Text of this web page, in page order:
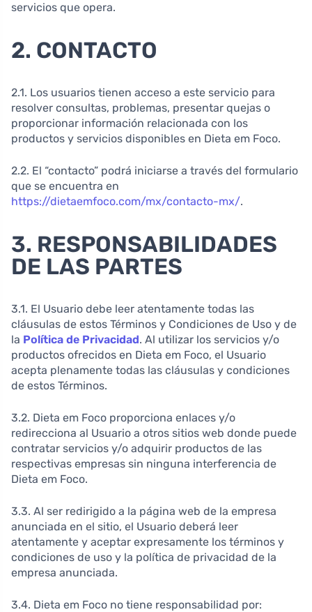
servicios que opera.
2. CONTACTO
2.1. Los usuarios tienen acceso a este servicio para
resolver consultas, problemas, presentar quejas o
proporcionar información relacionada con los
productos y servicios disponibles en Dieta em Foco.
2.2. El “contacto” podrá iniciarse a través del formulario
que se encuentra en
https://dietaemfoco.com/mx/contacto-mx/.
3. RESPONSABILIDADES
DE LAS PARTES
3.1. El Usuario debe leer atentamente todas las
cláusulas de estos Términos y Condiciones de Uso y de
la Política de Privacidad. Al utilizar los servicios y/o
productos ofrecidos en Dieta em Foco, el Usuario
acepta plenamente todas las cláusulas y condiciones
de estos Términos.
3.2. Dieta em Foco proporciona enlaces y/o
redirecciona al Usuario a otros sitios web donde puede
contratar servicios y/o adquirir productos de las
respectivas empresas sin ninguna interferencia de
Dieta em Foco.
3.3. Al ser redirigido a la página web de la empresa
anunciada en el sitio, el Usuario deberá leer
atentamente y aceptar expresamente los términos y
condiciones de uso y la política de privacidad de la
empresa anunciada.
3.4. Dieta em Foco no tiene responsabilidad por: